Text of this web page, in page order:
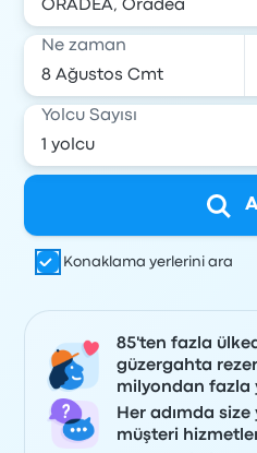
Ne zaman
Yolcu Sayısı
Konaklama yerlerini ara
85'ten fazla
güzergahta
milyondan fazla
Her adımda size
müşteri